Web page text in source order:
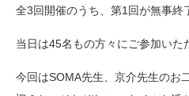
全3回開催のうち、第1回が無事終
当日は45名もの方々にご参加いた
今回はSOMA先生、京介先生のお